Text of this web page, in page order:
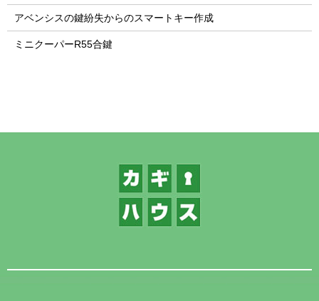
アベンシスの鍵紛失からのスマートキー作成
ミニクーパーR55合鍵